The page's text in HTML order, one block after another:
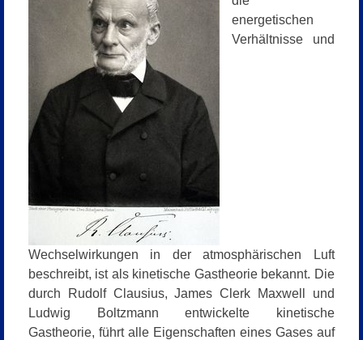
energetischen
Verhältnisse und
Wechselwirkungen in der atmosphärischen Luft
beschreibt, ist als kinetische Gastheorie bekannt. Die
durch Rudolf Clausius, James Clerk Maxwell und
Ludwig Boltzmann entwickelte kinetische
Gastheorie, führt alle Eigenschaften eines Gases auf